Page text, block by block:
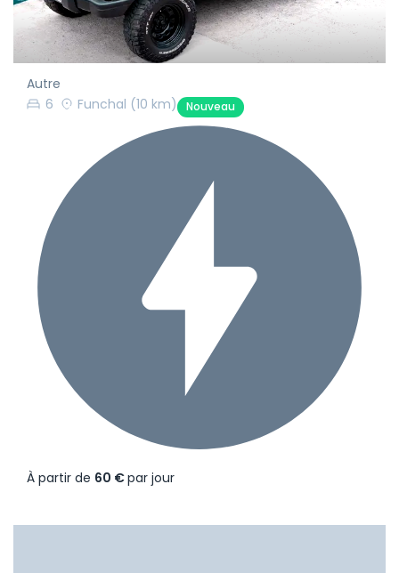
Autre
6
Funchal (10 km) Nouveau
À partir de 60 €par jour